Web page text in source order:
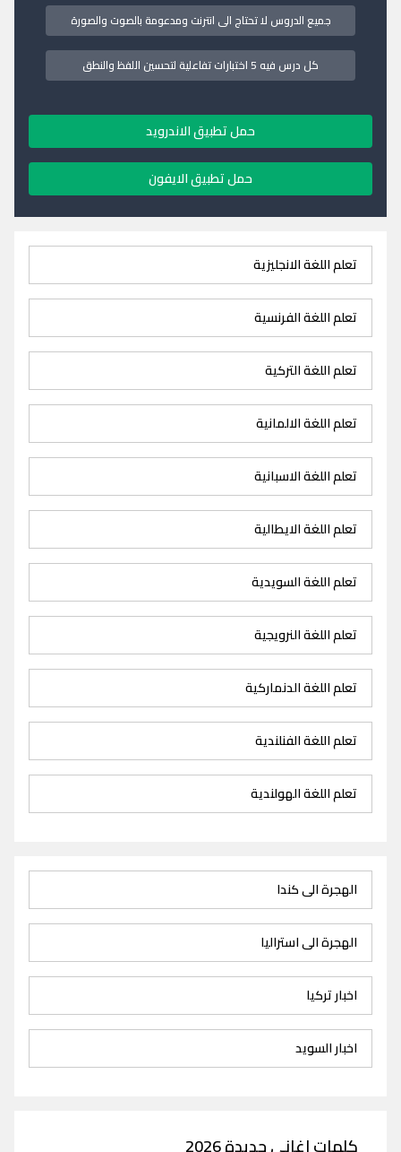
جميع الدروس لا تحتاج الى انترنت ومدعومة بالصوت والصورة
كل درس فيه 5 اختبارات تفاعلية لتحسين اللفظ والنطق
حمل تطبيق الاندرويد
حمل تطبيق الايفون
تعلم اللغة الانجليزية
تعلم اللغة الفرنسية
تعلم اللغة التركية
تعلم اللغة الالمانية
تعلم اللغة الاسبانية
تعلم اللغة الايطالية
تعلم اللغة السويدية
تعلم اللغة النرويجية
تعلم اللغة الدنماركية
تعلم اللغة الفنلندية
تعلم اللغة الهولندية
الهجرة الى كندا
الهجرة الى استراليا
اخبار تركيا
اخبار السويد
كلمات اغاني جديدة 2026